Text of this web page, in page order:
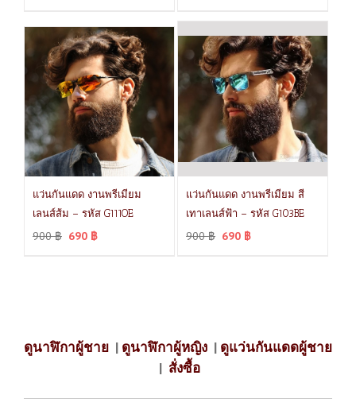
แว่นกันแดด งานพรีเมียม
เลนส์ส้ม – รหัส G111OE
900฿ 690 ฿
แว่นกันแดด งานพรีเมียม สี
เทาเลนส์ฟ้า – รหัส G103BE
900฿ 690 ฿
ดูนาฬิกาผู้ชาย | ดูนาฬิกาผู้หญิง | ดูแว่นกันแดดผู้ชาย
| สั่งซื้อ